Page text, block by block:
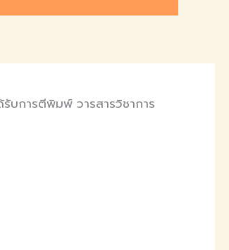
บการตีพิมพ์ วารสารวิชาการ